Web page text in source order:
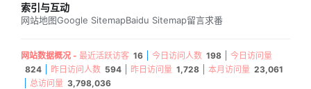
索引与互动
网站地图Google SitemapBaidu Sitemap留言求番
网站数据概况 - 最近活跃访客 16 今日访问人数 198
今日访问量
824
昨日访问人数 594 昨日访问量 1,728 本月访问量 23,061
总访问量 3,798,036